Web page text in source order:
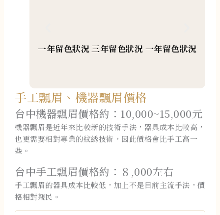
一年留色狀況三年留色狀況 一年留色狀況
手工飄眉、機器飄眉價格
台中機器飄眉價格約：10,000~15,000元
機器飄眉是近年來比較新的技術手法，器具成本比較高，
也更需要相對專業的紋綉技術，因此價格會比手工高一
些。
台中手工飄眉價格約：８,000左右
手工飄眉的器具成本比較低，加上不是目前主流手法，價
格相對親民。